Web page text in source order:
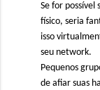
Se for
físico, seria
isso
seu network.
Pequenos
de afiar suas